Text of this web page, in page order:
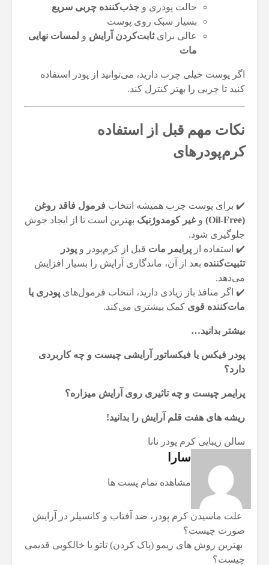
حالت پودری و جذب‌کننده چربی سریع
بسیار سبک روی پوست
عالی برایثابت‌کردن آرایش و لمسات نهایی
مات
اگر پوست خیلی چرب دارید، می‌توانید از پودر استفاده
کنید تا چربی را بهتر کنترل کند.
نکات مهم قبل از استفاده
کرم‌پودرهای
✔️ برای پوست چرب همیشه انتخاب فرمول فاقد روغن
(Oil-Free)
وغیر کومدوژنیک بهترین است تا از ایجاد جوش
جلوگیری شود.
✔️ استفاده از پرایمر مات قبل از کرم‌پودر و پودر
تثبیت‌کننده بعد از آن، ماندگاری آرایش را بسیار افزایش
می‌دهد.
✔️ اگر منافذ باز زیادی دارید، انتخاب فرمول‌های پودری یا
مات‌کننده قوی کمک بیشتری می‌کند.
بیشتر بدانید…
پودر فیکس یا فیکساتور آرایشی چیست و چه کاربردی
دارد؟
پرایمر چیست و چه تاثیری روی آرایش میزاره؟
ریشه های هفت قلم آرایش را بدانید!
سالن زیبایی کرم پودر نانا
سارا
مشاهده تمام پست ها
علت ماسیدن کرم پودر، ضد آفتاب و کانسیلر در آرایش
صورت چیست؟
بهترین روش های ریمو (پاک کردن) تاتو یا خالکوبی قدیمی
چیست؟